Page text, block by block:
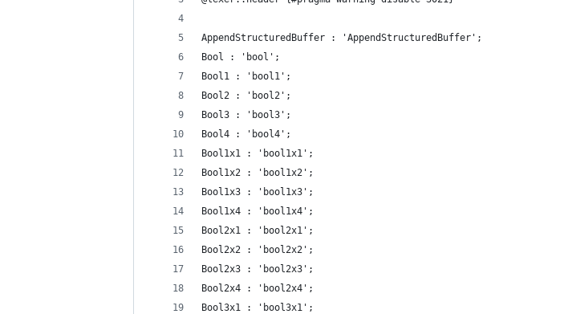
AppendStructuredBuffer : 'AppendStructuredBuffer';
Bool : 'bool';
Bool1 : 'bool1';
Bool2 : 'bool2';
Bool3 : 'bool3';
Bool4 : 'bool4';
Bool1x1 : 'bool1x1';
Bool1x2 : 'bool1x2';
Bool1x3 : 'bool1x3';
Bool1x4 : 'bool1x4';
Bool2x1 : 'bool2x1';
Bool2x2 : 'bool2x2';
Bool2x3 : 'bool2x3';
Bool2x4 : 'bool2x4';
Bool3x1 : 'bool3x1';